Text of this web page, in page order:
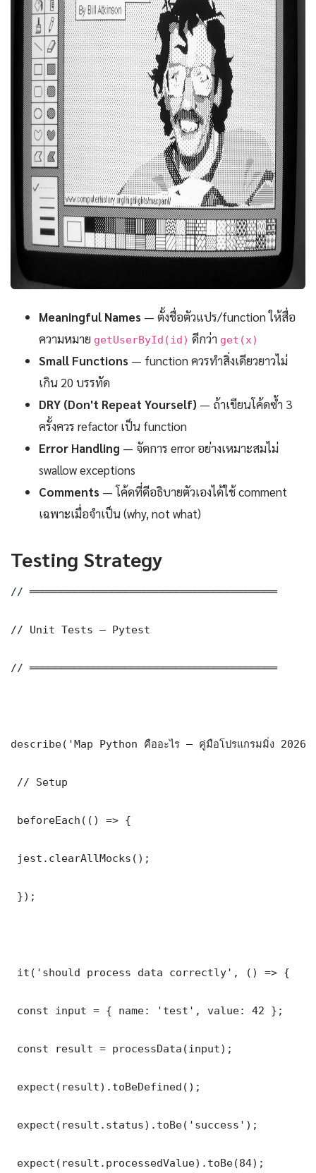
Meaningful Names — ตั้งชื่อตัวแปร/function ให้สื่อ
ความหมาย getUserById(id) ดีกว่า get(x)
Small Functions — function ควรทำสิ่งเดียวยาวไม่
เกิน 20 บรรทัด
DRY (Don't Repeat Yourself) — ถ้าเขียนโค้ดซ้ำ 3
ครั้งควร refactor เป็น function
Error Handling — จัดการ error อย่างเหมาะสมไม่
swallow exceptions
Comments — โค้ดที่ดีอธิบายตัวเองได้ใช้ comment
เฉพาะเมื่อจำเป็น (why, not what)
Testing Strategy
// ═══════════════════════════════════════
// Unit Tests — Pytest
// ═══════════════════════════════════════
describe('Map Python คืออะไร — คู่มือโปรแกรมมิ่ง
// Setup
beforeEach(() => {
jest.clearAllMocks();
});
it('should process data correctly', () => {
const input = { name: 'test', value: 42 };
const result = processData(input);
expect(result).toBeDefined();
expect(result.status).toBe('success');
expect(result.processedValue).toBe(84);